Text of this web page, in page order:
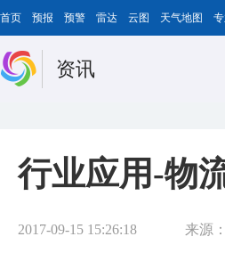
首页 预报 预警 雷达 云图 天气地图
资讯
行业应用-物
2017-09-15 15:26:18 来源：